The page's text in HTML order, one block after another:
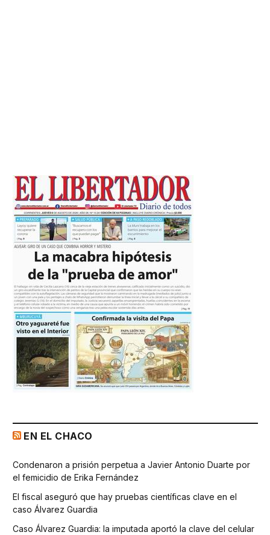
EN EL CHACO
Condenaron a prisión perpetua a Javier Antonio Duarte por
el femicidio de Erika Fernández
El fiscal aseguró que hay pruebas científicas clave en el
caso Álvarez Guardia
Caso Álvarez Guardia: la imputada aportó la clave del celular